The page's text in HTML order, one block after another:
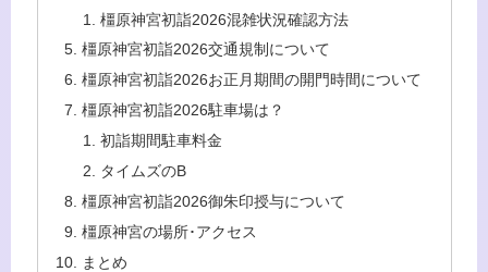
橿原神宮初詣2026混雑状況確認方法
橿原神宮初詣2026交通規制について
橿原神宮初詣2026お正月期間の開門時間について
橿原神宮初詣2026駐車場は？
初詣期間駐車料金
タイムズのB
橿原神宮初詣2026御朱印授与について
橿原神宮の場所･アクセス
まとめ